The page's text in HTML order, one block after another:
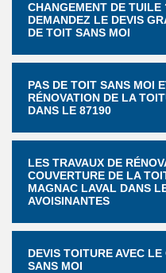
CHANGEMENT DE TUILE
DEMANDEZ LE DEVIS
DE TOIT SANS MOI
PAS DE TOIT SANS MOI
RÉNOVATION DE LA
DANS LE 87190
LES TRAVAUX DE
COUVERTURE DE LA
MAGNAC LAVAL DANS
AVOISINANTES
DEVIS TOITURE AVEC
SANS MOI